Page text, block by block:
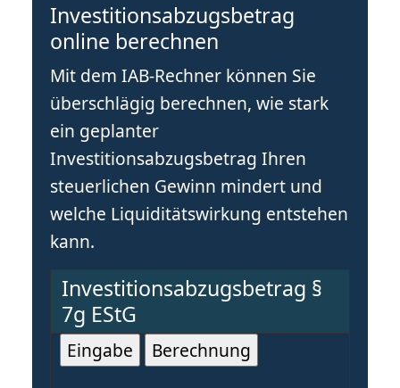
Investitionsabzugsbetrag
online berechnen
Mit dem IAB-Rechner können Sie
überschlägig berechnen, wie stark
ein geplanter
Investitionsabzugsbetrag Ihren
steuerlichen Gewinn mindert und
welche Liquiditätswirkung entstehen
kann.
Investitionsabzugsbetrag §
7g EStG